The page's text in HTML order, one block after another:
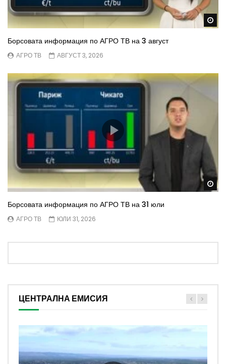
Борсовата информация по АГРО ТВ на 3 август
АГРО ТВ АВГУСТ 3, 2026
Борсовата информация по АГРО ТВ на 31 юли
АГРО ТВ ЮЛИ 31, 2026
ЦЕНТРАЛНА ЕМИСИЯ